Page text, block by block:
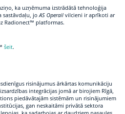
ka uzņēmuma izstrādātā tehnoloģija
sastāvdaļu, joAS Operail vilcieni ir aprīkoti ar
Radionect™ platformas.
šeit.
risinājumus ārkārtas komunikāciju
integrācijas jomā ar birojiem Rīgā,
piedāvātajām sistēmām un risinājumiem
gan neskaitāmi privātā sektora